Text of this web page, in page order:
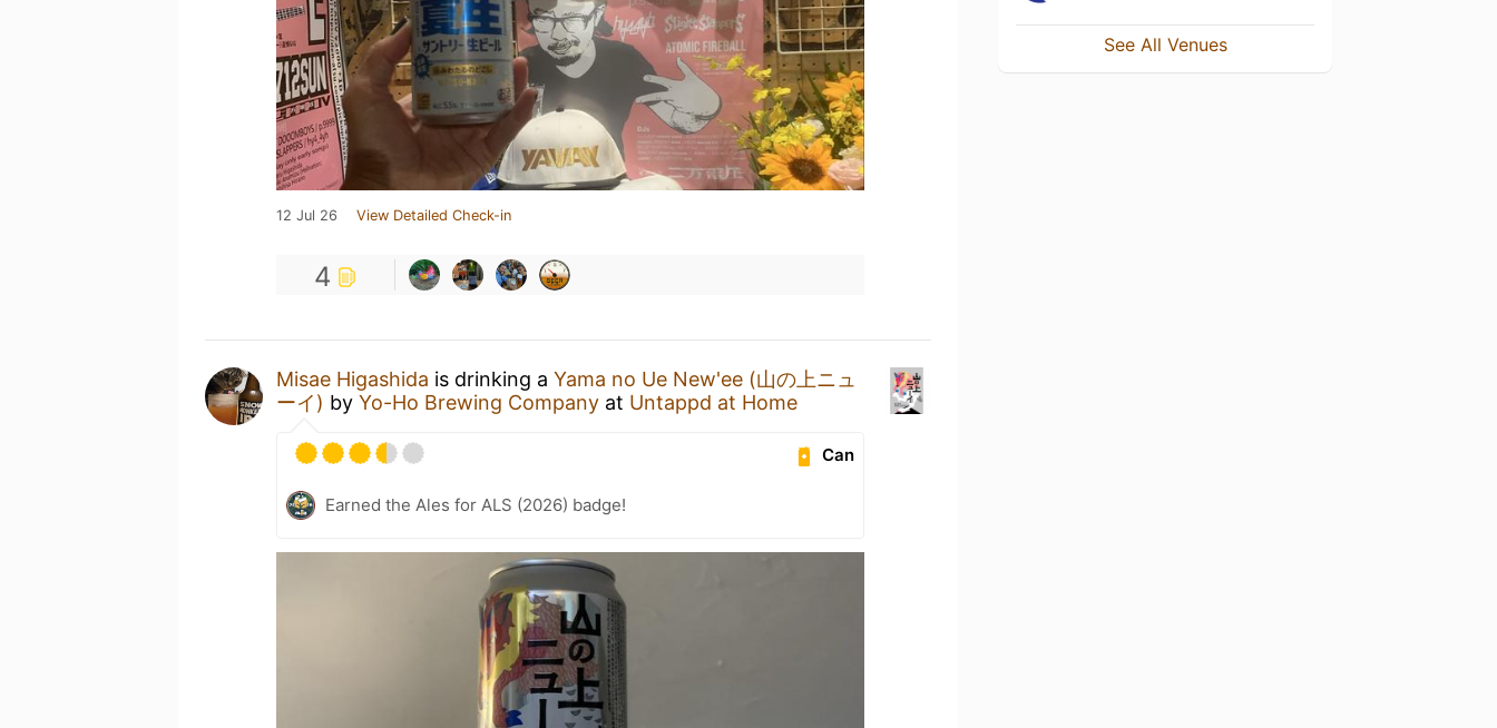
12 Jul 26 View Detailed Check-in
4
Misae Higashida is drinking a Yama no Ue New'ee (山の上ニュ
ーイ) by Yo-Ho Brewing Company at Untappd at Home
Can
Earned the Ales for ALS (2026) badge!
See All Venues